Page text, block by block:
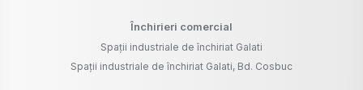
Închirieri comercial
Spații industriale de închiriat Galati
Spații industriale de închiriat Galati, Bd. Cosbuc